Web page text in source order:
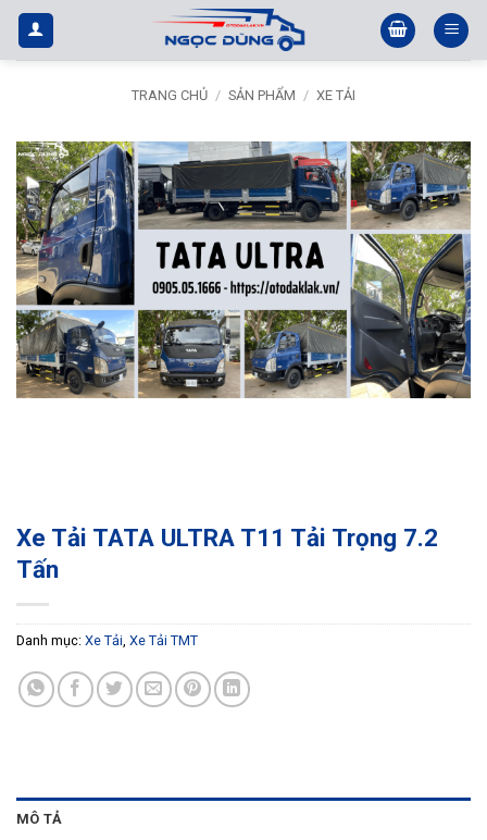
Bỏ
qua
nội
TRANG CHỦ / SẢN PHẨM / XE TẢI
Xe Tải TATA ULTRA T11 Tải Trọng 7.2
Tấn
Danh mục: Xe Tải, Xe Tải TMT
MÔ TẢ